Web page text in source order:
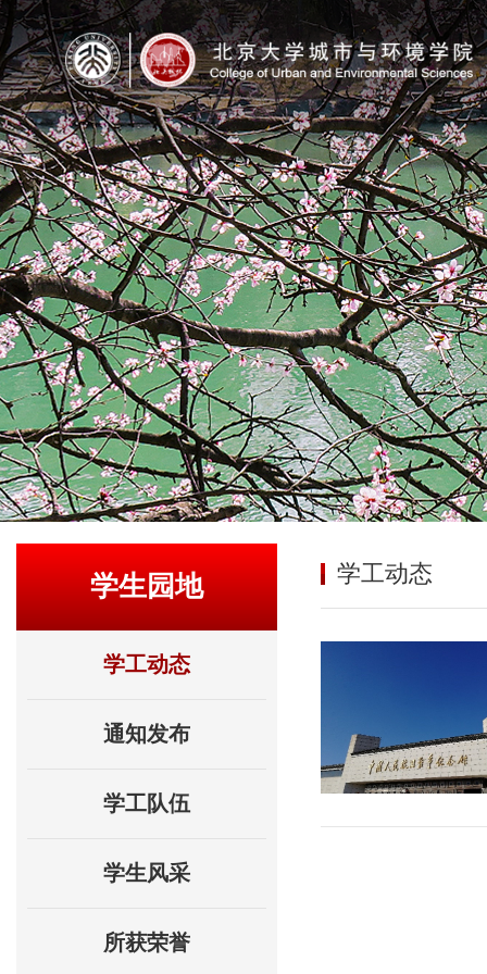
学生园地
学工动态
通知发布
学工队伍
学生风采
所获荣誉
学工动态